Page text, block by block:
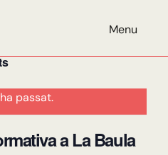
Menu
passat.
a La Baula